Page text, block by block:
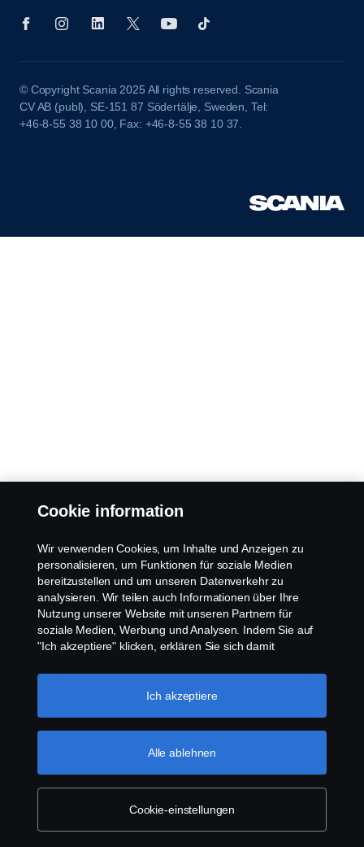
© Copyright Scania 2025 All rights reserved. Scania
CV AB (publ), SE-151 87 Södertälje, Sweden, Tel:
+46-8-55 38 10 00, Fax: +46-8-55 38 10 37.
Cookie information
Wir verwenden Cookies, um Inhalte und Anzeigen zu
personalisieren, um Funktionen für soziale Medien
bereitzustellen und um unseren Datenverkehr zu
analysieren. Wir teilen auch Informationen über Ihre
Nutzung unserer Website mit unseren Partnern für
soziale Medien, Werbung und Analysen. Indem Sie auf
"Ich akzeptiere" klicken, erklären Sie sich damit
Informationen weitergegeben werden. Sie können Ihre
Cookies auch verwalten, indem Sie auf die "Cookie-
bitte unseren Abschnitt über Cookies, den Sie durch
Klicken auf den Link unter diesem Text finden
können. Weitere Informationen zum Datenschutz
Cookie-einstellungen
Alle ablehnen
Ich akzeptiere